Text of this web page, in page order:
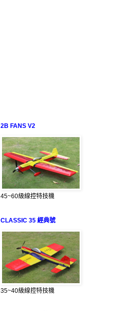
2B FANS V2
45~60級線控特技機
CLASSIC 35 經典號
35~40級線控特技機